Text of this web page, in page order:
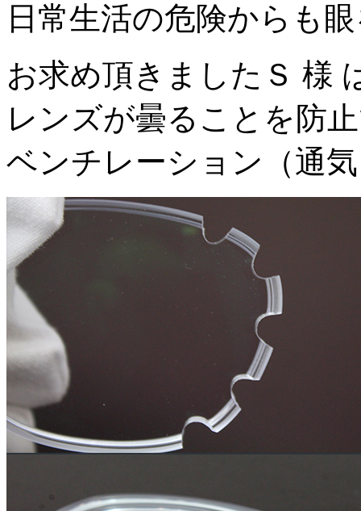
日常生活の危険からも
お求め頂きましたＳ 様
レンズが曇ることを防
ベンチレーション（通